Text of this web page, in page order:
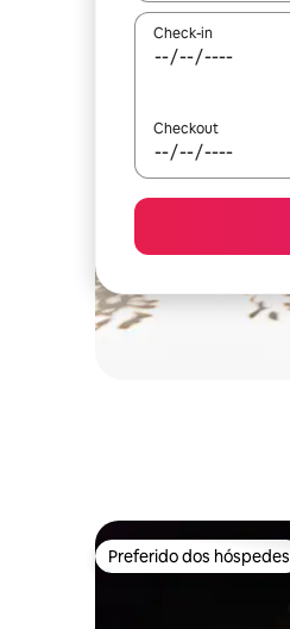
Check-in
Checkout
Preferido dos hóspedes
Preferido dos hóspedes